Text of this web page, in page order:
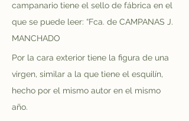
campanario tiene el sello de fábrica en el
que se puede leer: “Fca. de CAMPANAS J.
MANCHADO
Por la cara exterior tiene la figura de una
virgen, similar a la que tiene el esquilín,
hecho por el mismo autor en el mismo
año.